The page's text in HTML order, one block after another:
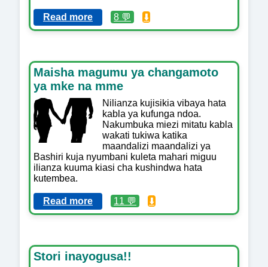
Read more 8 💬 ⬇️
Maisha magumu ya changamoto
ya mke na mme
Nilianza kujisikia vibaya hata
kabla ya kufunga ndoa.
Nakumbuka miezi mitatu kabla
wakati tukiwa katika
maandalizi maandalizi ya
Bashiri kuja nyumbani kuleta mahari miguu
ilianza kuuma kiasi cha kushindwa hata
kutembea.
Read more 11 💬 ⬇️
Stori inayogusa!!